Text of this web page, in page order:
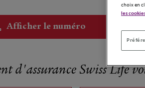
Afficher le numéro
d'assurance Swiss Life
choix en
les